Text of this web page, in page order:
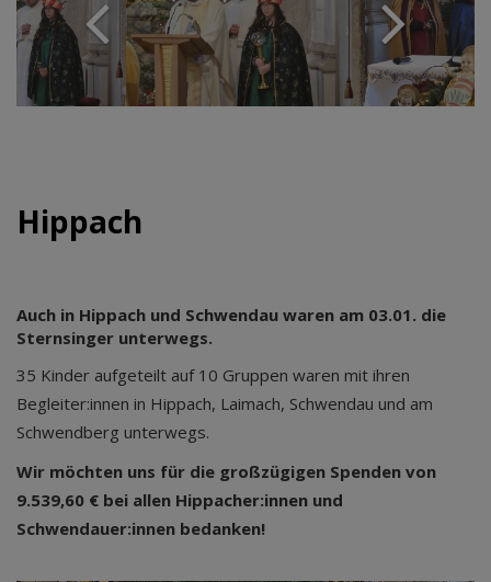
Hippach
Auch in Hippach und Schwendau waren am 03.01. die
Sternsinger unterwegs.
35 Kinder aufgeteilt auf 10 Gruppen waren mit ihren
Begleiter:innen in Hippach, Laimach, Schwendau und am
Schwendberg unterwegs.
Wir möchten uns für die großzügigen Spenden von
9.539,60 € bei allen Hippacher:innen und
Schwendauer:innen bedanken!